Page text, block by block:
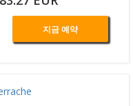
지금 예약